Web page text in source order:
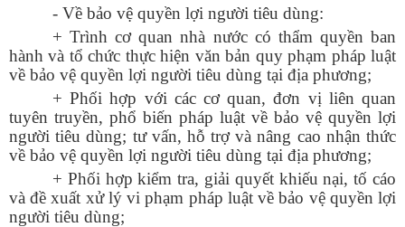
- Về bảo vệ quyền lợi người tiêu dùng:
+ Trình cơ quan nhà nước có thẩm quyền ban
hành và tổ chức thực hiện văn bản quy phạm pháp luật
về bảo vệ quyền lợi người tiêu dùng tại địa phương;
+ Phối hợp với các cơ quan, đơn vị liên quan
tuyên truyền, phổ biến pháp luật về bảo vệ quyền lợi
người tiêu dùng; tư vấn, hỗ trợ và nâng cao nhận thức
về bảo vệ quyền lợi người tiêu dùng tại địa phương;
+ Phối hợp kiểm tra, giải quyết khiếu nại, tố cáo
và đề xuất xử lý vi phạm pháp luật về bảo vệ quyền lợi
người tiêu dùng;